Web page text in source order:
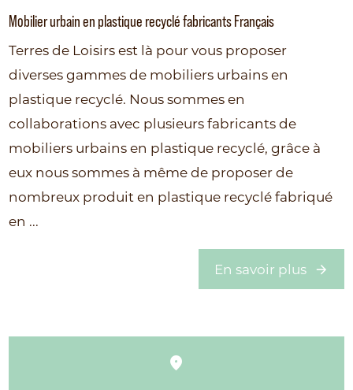
Mobilier urbain en plastique recyclé fabricants Français
Terres de Loisirs est là pour vous proposer
diverses gammes de mobiliers urbains en
plastique recyclé. Nous sommes en
collaborations avec plusieurs fabricants de
mobiliers urbains en plastique recyclé, grâce à
eux nous sommes à même de proposer de
nombreux produit en plastique recyclé fabriqué
en ...
En savoir plus